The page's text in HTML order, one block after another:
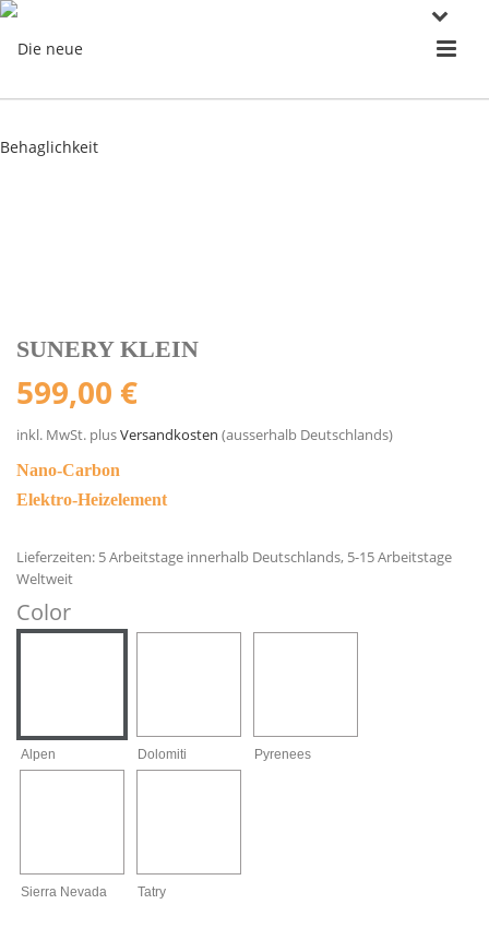
SUNERY KLEIN
599,00 €
inkl. MwSt. plusVersandkosten (ausserhalb Deutschlands)
Nano-Carbon
Elektro-Heizelement
Lieferzeiten: 5 Arbeitstage innerhalb Deutschlands, 5-15 Arbeitstage
Weltweit
Color
Alpen Dolomiti Pyrenees
Sierra Nevada Tatry